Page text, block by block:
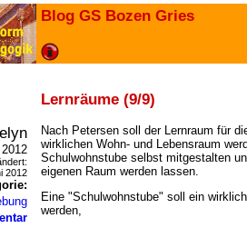
Blog GS Bozen Gries
Lernräume (9/9)
2012
Nach Petersen soll der Lernraum für
wirklichen Wohn- und Lebensraum
Schulwohnstube selbst mitgestalten
eigenen Raum werden lassen.
Eine "Schulwohnstube" soll ein
werden,